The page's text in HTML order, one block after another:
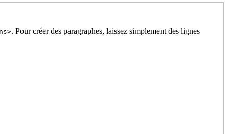
. Pour créer des paragraphes, laissez simplement des lignes